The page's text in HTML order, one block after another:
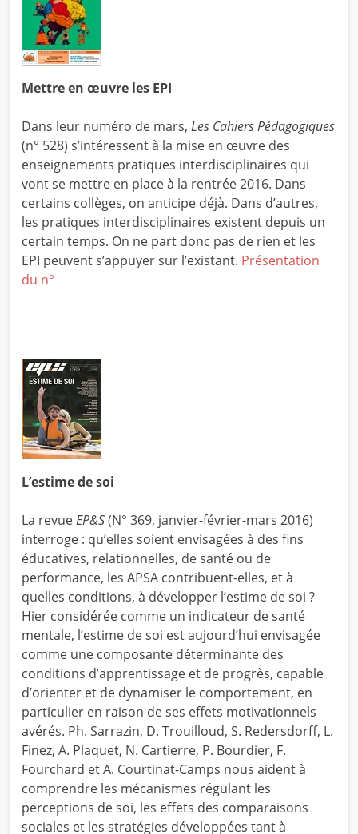
Mettre en œuvre les EPI
Dans leur numéro de mars, Les Cahiers Pédagogiques
(n° 528) s’intéressent à la mise en œuvre des
enseignements pratiques interdisciplinaires qui
vont se mettre en place à la rentrée 2016. Dans
certains collèges, on anticipe déjà. Dans d’autres,
les pratiques interdisciplinaires existent depuis un
certain temps. On ne part donc pas de rien et les
EPI peuvent s’appuyer sur l’existant. Présentation
du n°
L’estime de soi
La revueEP&S(N° 369, janvier-février-mars 2016)
interroge : qu’elles soient envisagées à des fins
éducatives, relationnelles, de santé ou de
performance, les APSA contribuent-elles, et à
quelles conditions, à développer l’estime de soi ?
Hier considérée comme un indicateur de santé
mentale, l’estime de soi est aujourd’hui envisagée
comme une composante déterminante des
conditions d’apprentissage et de progrès, capable
d’orienter et de dynamiser le comportement, en
particulier en raison de ses effets motivationnels
avérés. Ph. Sarrazin, D. Trouilloud, S. Redersdorff, L.
Finez, A. Plaquet, N. Cartierre, P. Bourdier, F.
Fourchard et A. Courtinat-Camps nous aident à
comprendre les mécanismes régulant les
perceptions de soi, les effets des comparaisons
sociales et les stratégies développées tant à